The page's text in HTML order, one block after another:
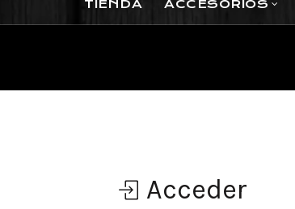
TIENDA ACCESORIOS
Acceder